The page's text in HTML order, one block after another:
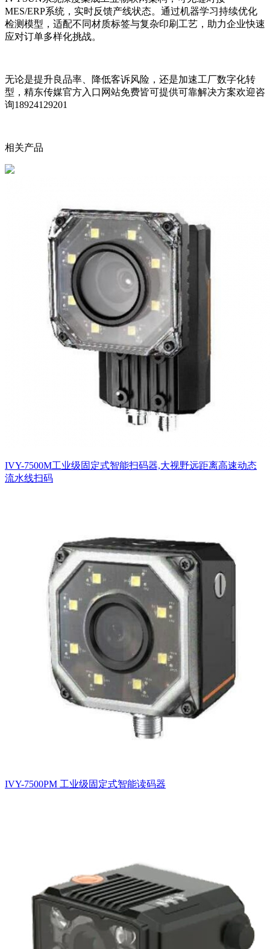
MES/ERP系统，实时反馈产线状态。通过机器学习持续优化
检测模型，适配不同材质标签与复杂印刷工艺，助力企业快速
应对订单多样化挑战。
无论是提升良品率、降低客诉风险，还是加速工厂数字化转
型，精东传媒官方入口网站免费皆可提供可靠解决方案欢迎咨
询18924129201
相关产品
IVY-7500M工业级固定式智能扫码器,大视野远距离高速动态
流水线扫码
IVY-7500PM 工业级固定式智能读码器